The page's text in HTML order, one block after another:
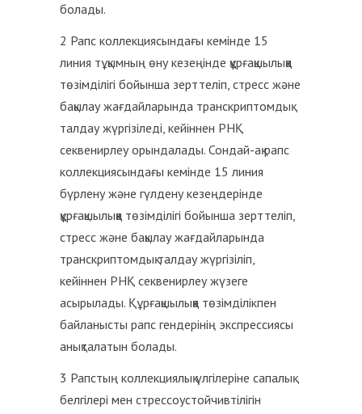
болады.
2 Рапс коллекциясындағы кемінде 15
линия тұқымның өну кезеңінде құрғақшылыққа
төзімділігі бойынша зерттеліп, стресс және
бақылау жағдайларында транскриптомдық
талдау жүргізіледі, кейіннен РНҚ
секвенирлеу орындалады. Сондай-ақ рапс
коллекциясындағы кемінде 15 линия
бүрлену және гүлдену кезеңдерінде
құрғақшылыққа төзімділігі бойынша зерттеліп,
стресс және бақылау жағдайларында
транскриптомдық талдау жүргізіліп,
кейіннен РНҚ секвенирлеу жүзеге
асырылады. Құрғақшылыққа төзімділікпен
байланысты рапс гендерінің экспрессиясы
анықталатын болады.
3 Рапстың коллекциялық үлгілеріне сапалық
белгілері мен стрессоустойчивтілігін